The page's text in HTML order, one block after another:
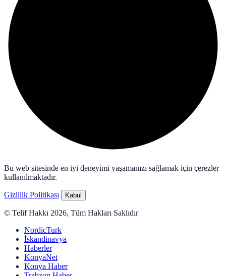
Bu web sitesinde en iyi deneyimi yaşamanızı sağlamak için çerezler
kullanılmaktadır.
Gizlilik Politikası Kabul
© Telif Hakkı 2026, Tüm Hakları Saklıdır
NordicTurk
İskandinavya
Haberler
KonyaNet
Konya Haber